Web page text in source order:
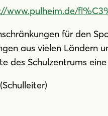
www.pulheim.de/
für den
aus vielen Ländern
des Schulzentrums